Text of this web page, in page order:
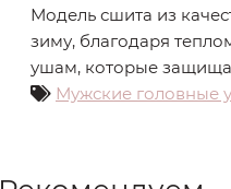
Модель сшита из
зиму, благодаря
ушам, которые
Мужские головные